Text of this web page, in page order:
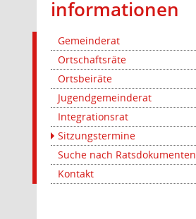
informationen
Gemeinderat
Ortschaftsräte
Ortsbeiräte
Jugendgemeinderat
Integrationsrat
Sitzungstermine
Suche nach Ratsdokumenten
Kontakt